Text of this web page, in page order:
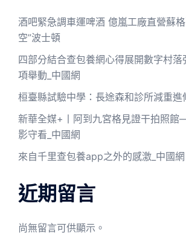
酒吧緊急調車運啤酒 億嵐工廠直營蘇
空”波士頓
四部分結合查包養網心得展開數字村
項舉動_中國網
桓臺縣試驗中學：長途森和診所減重進
新華全媒+丨阿到九宮格見證干拍照
影守看_中國網
來自千里查包養app之外的感激_中國網
近期留言
尚無留言可供顯示。